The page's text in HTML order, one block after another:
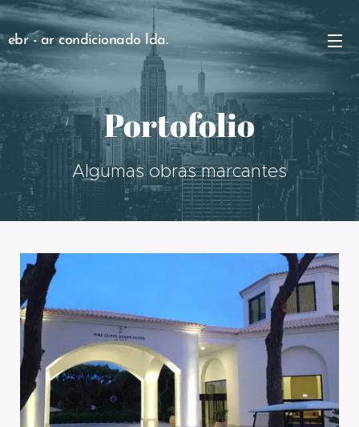
ebr - ar condicionado lda.
Portofolio
Algumas obras marcantes